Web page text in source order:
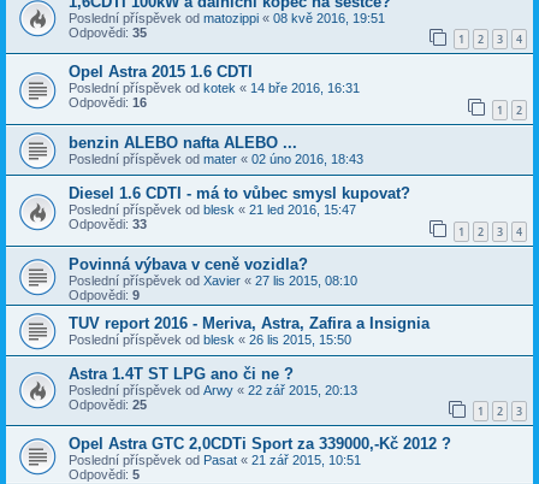
Poslední příspěvek od matozippi « 08 kvě 2016, 19:51
Odpovědi: 35 1 2 3 4
Opel Astra 2015 1.6 CDTI
Poslední příspěvek od kotek « 14 bře 2016, 16:31
Odpovědi: 16 1 2
benzin ALEBO nafta ALEBO ...
Poslední příspěvek od mater « 02 úno 2016, 18:43
Diesel 1.6 CDTI - má to vůbec smysl kupovat?
Poslední příspěvek od blesk « 21 led 2016, 15:47
Odpovědi: 33 1 2 3 4
Povinná výbava v ceně vozidla?
Poslední příspěvek od Xavier « 27 lis 2015, 08:10
Odpovědi: 9
TUV report 2016 - Meriva, Astra, Zafira a Insignia
Poslední příspěvek od blesk « 26 lis 2015, 15:50
Astra 1.4T ST LPG ano či ne ?
Poslední příspěvek od Arwy « 22 zář 2015, 20:13
Odpovědi: 25 1 2 3
Opel Astra GTC 2,0CDTi Sport za 339000,-Kč 2012 ?
Poslední příspěvek od Pasat « 21 zář 2015, 10:51
Odpovědi: 5